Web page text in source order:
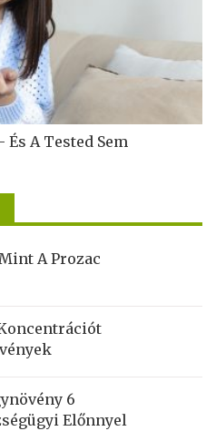
A Tested Sem
A Prozac
6
Előnnyel